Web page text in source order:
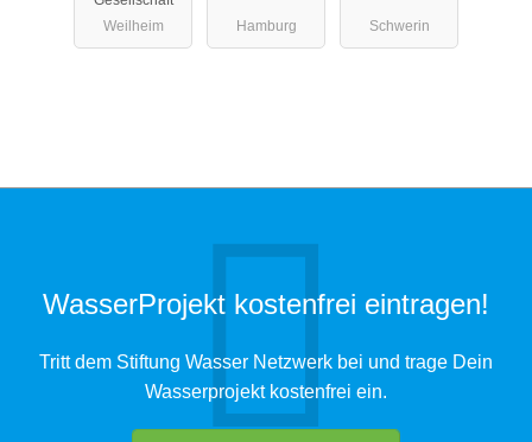
Gesellschaft
mbH
Weilheim
Hamburg Schwerin
WasserProjekt kostenfrei eintragen!
Tritt dem Stiftung Wasser Netzwerk bei und trage Dein
Wasserprojekt kostenfrei ein.